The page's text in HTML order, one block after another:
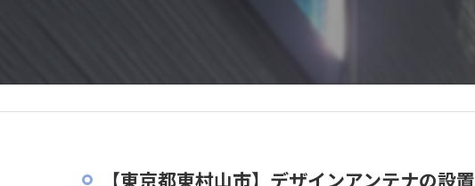
【東京都東村山市】デザインアンテナの設置